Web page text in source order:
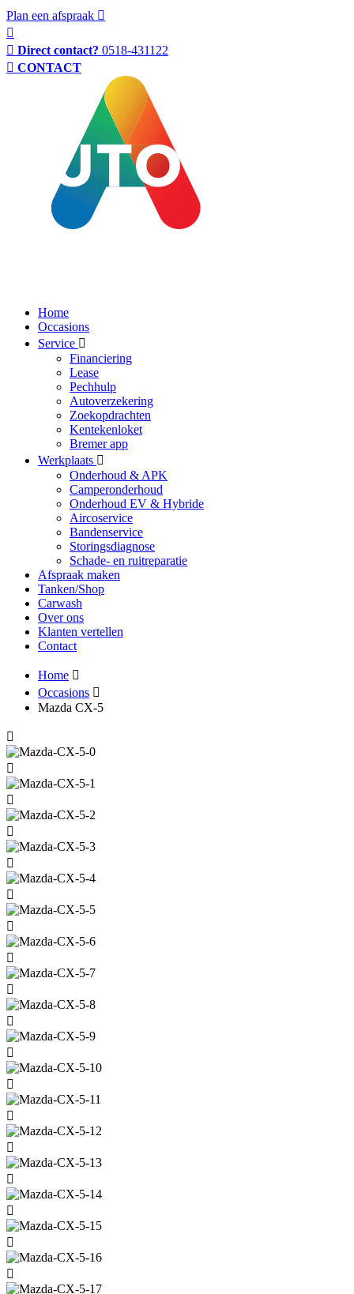
Plan een afspraak
Direct contact? 0518-431122
CONTACT
Home
Occasions
Service
Financiering
Lease
Pechhulp
Autoverzekering
Zoekopdrachten
Kentekenloket
Bremer app
Werkplaats
Onderhoud & APK
Camperonderhoud
Onderhoud EV & Hybride
Aircoservice
Bandenservice
Storingsdiagnose
Schade- en ruitreparatie
Afspraak maken
Tanken/Shop
Carwash
Over ons
Klanten vertellen
Contact
Home
Occasions
Mazda CX-5